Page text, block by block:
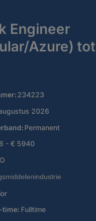
Engineer
Azure) tot
234223
2026
Permanent
- € 5940
time: Fulltime